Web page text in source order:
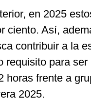
en 2025
ciento. Así,
contribuir a la
requisito para
horas frente a
2025.